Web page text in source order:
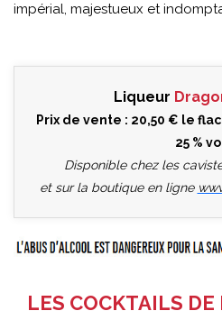
impérial, majestueux et
Liqueur
Prix de vente : 20,50 € le
25 %
Disponible chez les
et sur la boutique en ligne
LES COCKTAILS DE